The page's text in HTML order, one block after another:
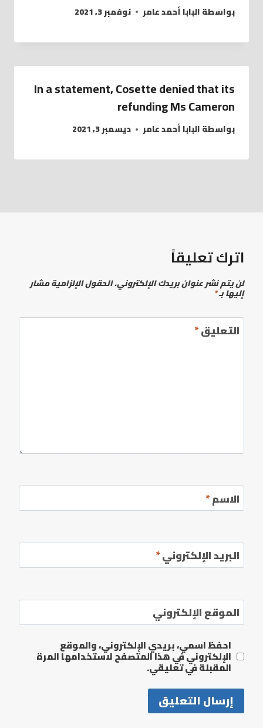
بواسطةالبابا أحمد عامر نوفمبر 3, 2021
In a statement, Cosette denied that its
refunding Ms Cameron
بواسطةالبابا أحمد عامر ديسمبر 3, 2021
اترك تعليقاً
لن يتم نشر عنوان بريدك الإلكتروني.الحقول الإلزامية مشار
إليها بـ*
التعليق*
الاسم*
البريد الإلكتروني*
الموقع الإلكتروني
احفظ اسمي، بريدي الإلكتروني، والموقع
الإلكتروني في هذا المتصفح لاستخدامها المرة
المقبلة في تعليقي.